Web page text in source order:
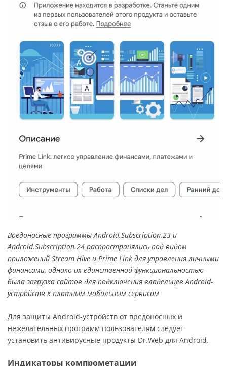
Вредоносные программы Android.Subscription.23 и
Android.Subscription.24 распространялись под видом
приложений Stream Hive и Prime Link для управления личными
финансами, однако их единственной функциональностью
была загрузка сайтов для подключения владельцев Android-
устройств к платным мобильным сервисам
Для защиты Android-устройств от вредоносных и
нежелательных программ пользователям следует
установить антивирусные продукты Dr.Web для Android.
Индикаторы компрометации